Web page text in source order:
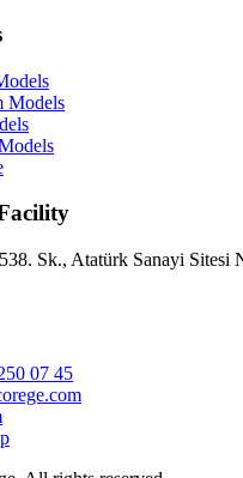
Models
Sk., Atatürk Sanayi Sitesi
07 45